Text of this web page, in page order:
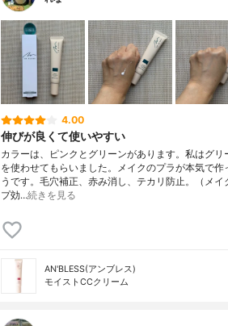
4.00
伸びが良くて使いやすい
カラーは、ピンクとグリーンがあります。私はグリ
を使わせてもらいました。メイクのプラが本気で作
うです。毛穴補正、赤み消し、テカリ防止。（メイ
プ効…続きを見る
AN'BLESS(アンブレス)
モイストCCクリーム